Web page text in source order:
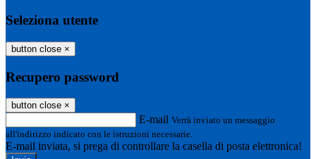
Seleziona utente
button close ×
Recupero password
button close ×
E-mail Verrà inviato un messaggio
all'indirizzo indicato con le istruzioni necessarie.
E-mail inviata, si prega di controllare la casella di posta elettronica!